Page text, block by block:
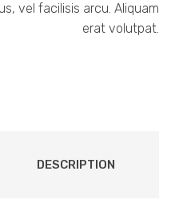
vel facilisis arcu. Aliquam
erat volutpat.
DESCRIPTION